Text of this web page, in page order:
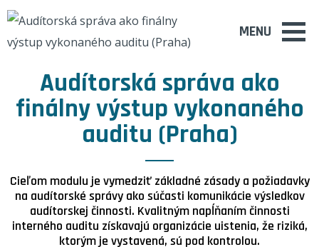
MENU
Audítorská správa ako
finálny výstup vykonaného
auditu (Praha)
Cieľom modulu je vymedziť základné zásady a požiadavky
na audítorské správy ako súčasti komunikácie výsledkov
audítorskej činnosti. Kvalitným napĺňaním činnosti
interného auditu získavajú organizácie uistenia, že riziká,
ktorým je vystavená, sú pod kontrolou.